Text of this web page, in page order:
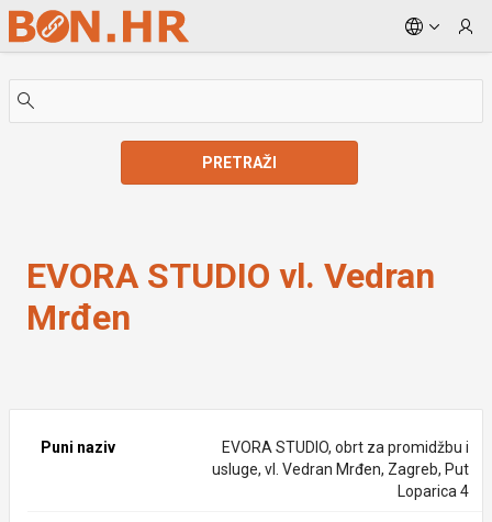
Skip to Main Content
PRETRAŽI
EVORA STUDIO vl. Vedran
Mrđen
Puni naziv
EVORA STUDIO, obrt za promidžbu i
usluge, vl. Vedran Mrđen, Zagreb, Put
Loparica 4